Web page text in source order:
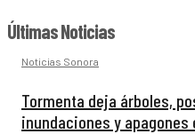
Últimas Noticias
Noticias Sonora
Tormenta deja árboles,
inundaciones y apagones